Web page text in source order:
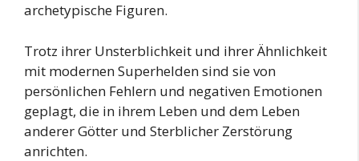
archetypische Figuren.
Trotz ihrer Unsterblichkeit und ihrer Ähnlichkeit
mit modernen Superhelden sind sie von
persönlichen Fehlern und negativen Emotionen
geplagt, die in ihrem Leben und dem Leben
anderer Götter und Sterblicher Zerstörung
anrichten.